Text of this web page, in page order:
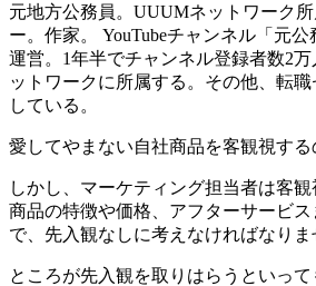
元地方公務員。UUUMネットワーク所
ー。作家。 YouTubeチャンネル「元
運営。1年半でチャンネル登録者数2
ットワークに所属する。その他、転
している。
愛してやまない自社商品を客観視する
しかし、マーケティング担当者は客観
商品の特徴や価格、アフターサービ
で、先入観なしに考えなければなりま
ところが先入観を取りはらうといっ